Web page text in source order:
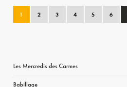
1 2 3 4 5 6
Les Mercredis des Carmes
Babillage